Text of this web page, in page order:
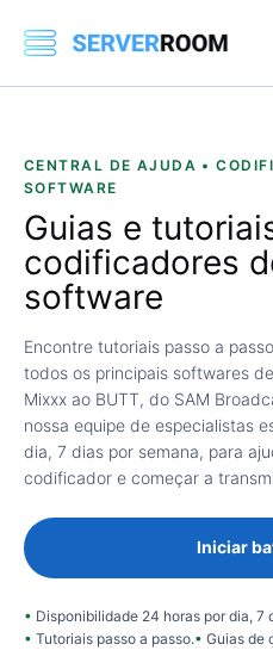
CENTRAL DE AJUDA •
SOFTWARE
Guias e
codificadores
software
Encontre tutoriais passo a
todos os principais softwares
Mixxx ao BUTT, do SAM
nossa equipe de especialistas
dia, 7 dias por semana, para
codificador e começar a
Iniciar
Disponibilidade 24 horas por dia, 7
Tutoriais passo a passo.
Guias de